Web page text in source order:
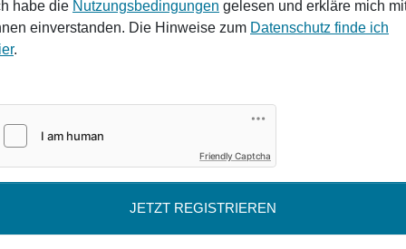
habe die Nutzungsbedingungen gelesen und erkläre mich
einverstanden. Die Hinweise zum Datenschutz finde ich
.
Friendly Captcha
JETZT REGISTRIEREN